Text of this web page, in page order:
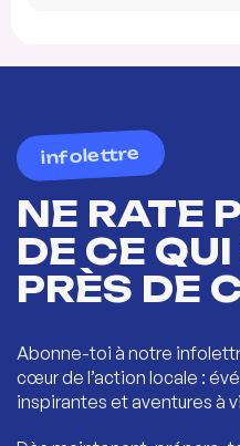
infolettre
NE RATE
DE CE
PRÈS DE
Abonne-toi à notre
cœur de l’action locale :
inspirantes et aventures à